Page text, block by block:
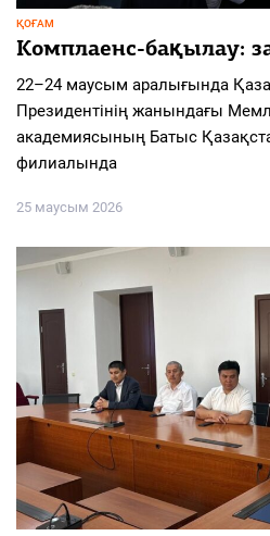
ҚОҒАМ
Комплаенс-бақылау:
22–24 маусым аралығында
Президентінің жанындағы
академиясының Батыс
филиалында
25 маусым 2026